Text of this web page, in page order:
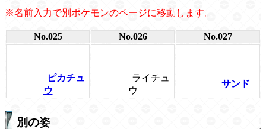
※名前入力で別ポケモンのページに移動します。
No.025 No.026 No.027
ピカチュ
ウ
ライチュ
ウ
サンド
別の姿